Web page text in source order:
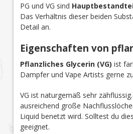
PG und VG sind
Das Verhältnis dieser beiden
Detail an.
Eigenschaften von
Pflanzliches Glycerin (VG) ist
Dampfer und Vape Artists gerne
VG ist naturgemäß sehr
ausreichend große
Liquid benetzt wird. Solltest du
geeignet.